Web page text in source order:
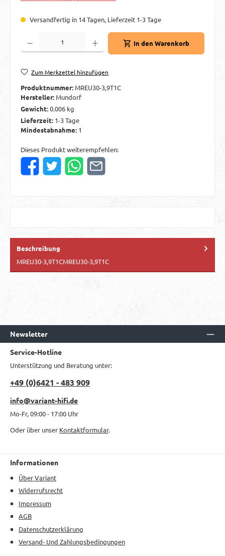
Versandfertig in 14 Tagen, Lieferzeit 1-3 Tage
Produkt Anzahl: Gib den gewünschten Wert ein oder benutze die Schaltflächen
In den Warenkorb
Zum Merkzettel hinzufügen
Produktnummer: MREU30-3,9T1C
Hersteller: Mundorf
Gewicht:0.006 kg
Lieferzeit: 1-3 Tage
Mindestabnahme: 1
Dieses Produkt weiterempfehlen:
Beschreibung
MREU30-3,9T1CMREU30-3,9T1C
Newsletter
Service-Hotline
Unterstützung und Beratung unter:
+49 (0)6421 - 483 909
info@variant-hifi.de
Mo-Fr, 09:00 - 17:00 Uhr
Oder über unser Kontaktformular.
Informationen
Über Variant
Widerrufsrecht
Impressum
AGB
Datenschutzerklärung
Versand- Und Zahlungsbedingungen